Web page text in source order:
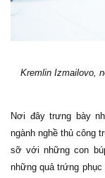
Kremlin Izmailovo,
Nơi đây trưng bày
ngành nghề thủ công
sỡ với những con
những quả trứng